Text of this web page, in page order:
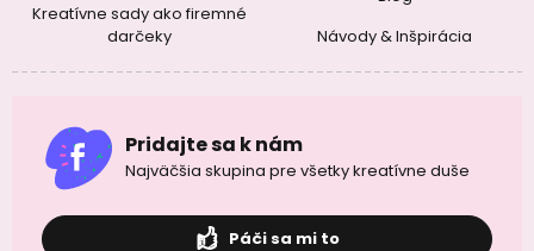
Kreatívne sady ako firemné
darčeky
Návody & Inšpirácia
Pridajte sa k nám
Najväčšia skupina pre všetky kreatívne duše
Páči sa mi to